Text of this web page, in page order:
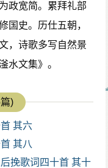
政宽简。累拜礼部
国史。历仕五朝，
，诗歌多写自然景
水文集》。
)
其六
其八
挽歌词四十首 其十